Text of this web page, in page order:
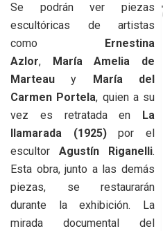
Se podrán ver piezas
escultóricas de artistas
como Ernestina
Azlor, María Amelia de
Marteau y María del
Carmen Portela, quien a su
vez es retratada en La
llamarada (1925)por el
escultor Agustín Riganelli.
Esta obra, junto a las demás
piezas, se restaurarán
durante la exhibición. La
mirada documental del